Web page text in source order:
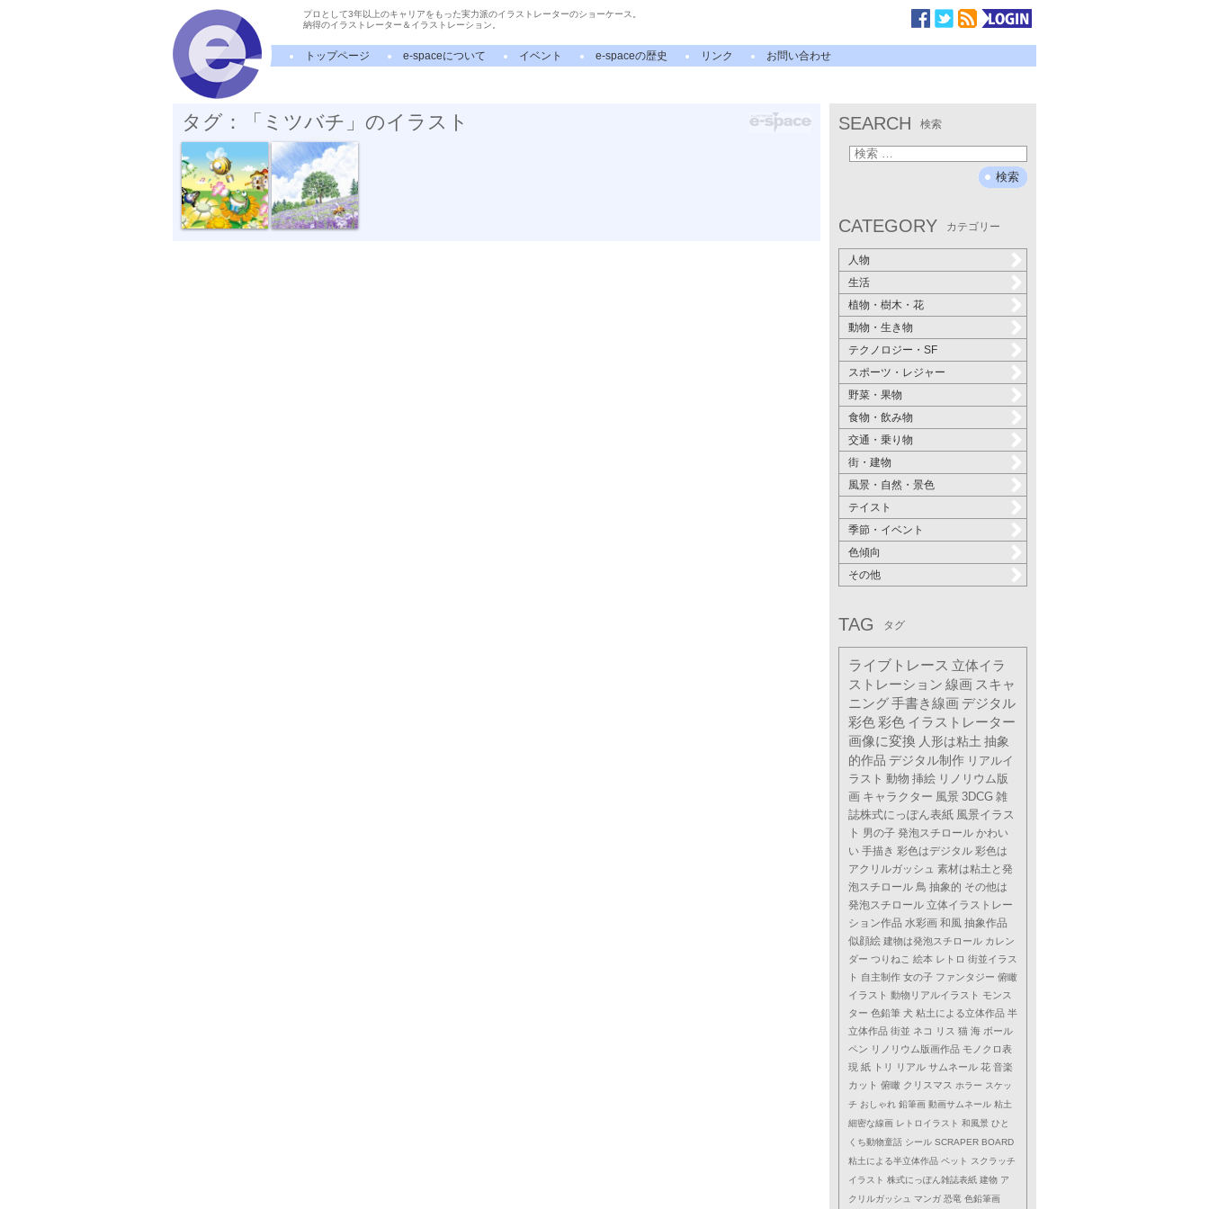
プロとして3年以上のキャリアをもった実力派のイラストレーターのショーケース。
納得のイラストレーター＆イラストレーション。
トップページ e-spaceについて イベント e-spaceの歴史 リンク お問い合わせ
タグ：「ミツバチ」のイラスト
アニ丸ランド... ラベンダー畑... SEARCH 検索
CATEGORY カテゴリー
人物
生活
植物・樹木・花
動物・生き物
テクノロジー・SF
スポーツ・レジャー
野菜・果物
食物・飲み物
交通・乗り物
街・建物
風景・自然・景色
テイスト
季節・イベント
色傾向
その他
TAG タグ
ライブトレース 立体イラ
ストレーション 線画 スキャ
ニング手書き線画 デジタル
彩色彩色 イラストレーター
画像に変換 人形は粘土 抽象
的作品 デジタル制作 リアルイ
ラスト 動物 挿絵 リノリウム版
画 キャラクター 風景 3DCG 雑
誌株式にっぽん表紙 風景イラス
ト 男の子 発泡スチロール かわい
い 手描き 彩色はデジタル 彩色は
アクリルガッシュ 素材は粘土と発
泡スチロール 鳥 抽象的 その他は
発泡スチロール 立体イラストレー
ション作品 水彩画 和風 抽象作品
似顔絵 建物は発泡スチロール カレン
ダー つりねこ 絵本 レトロ 街並イラス
ト 自主制作 女の子 ファンタジー 俯瞰
イラスト 動物リアルイラスト モンス
ター 色鉛筆 犬 粘土による立体作品 半
立体作品 街並 ネコ リス 猫 海 ボール
ペン リノリウム版画作品 モノクロ表
現 紙 トリ リアル サムネール 花 音楽
カット 俯瞰 クリスマス ホラー スケッ
チ おしゃれ 鉛筆画 動画サムネール 粘土
細密な線画 レトロイラスト 和風景 ひと
くち動物童話 シール SCRAPER BOARD
粘土による半立体作品 ペット
スクラッチ
イラスト 株式にっぽん雑誌表紙 建物 ア
クリルガッシュ
マンガ 恐竜 色鉛筆画